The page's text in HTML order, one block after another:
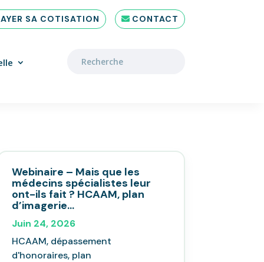
SA COTISATION CONTACT
Webinaire – Mais que les
médecins spécialistes leur
ont-ils fait ? HCAAM, plan
d’imagerie…
Juin 24, 2026
HCAAM, dépassement
d'honoraires, plan